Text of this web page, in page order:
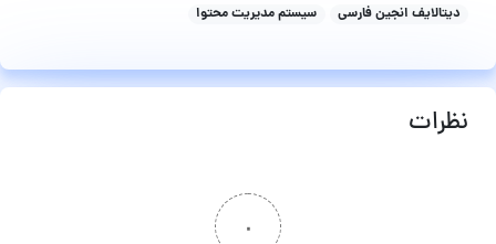
دیتالایف انجین فارسی
سیستم مدیریت محتوا
نظرات
۰